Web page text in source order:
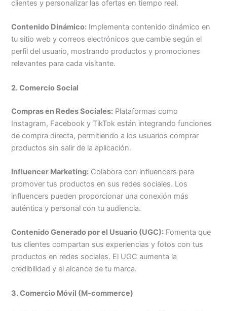
clientes y personalizar las ofertas en tiempo real.
Contenido Dinámico: Implementa contenido dinámico en
tu sitio web y correos electrónicos que cambie según el
perfil del usuario, mostrando productos y promociones
relevantes para cada visitante.
2. Comercio Social
Compras en Redes Sociales: Plataformas como
Instagram, Facebook y TikTok están integrando funciones
de compra directa, permitiendo a los usuarios comprar
productos sin salir de la aplicación.
Influencer Marketing: Colabora con influencers para
promover tus productos en sus redes sociales. Los
influencers pueden proporcionar una conexión más
auténtica y personal con tu audiencia.
Contenido Generado por el Usuario (UGC): Fomenta que
tus clientes compartan sus experiencias y fotos con tus
productos en redes sociales. El UGC aumenta la
credibilidad y el alcance de tu marca.
3. Comercio Móvil (M-commerce)